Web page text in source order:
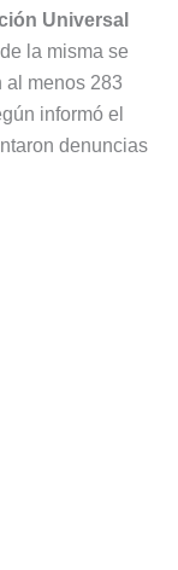
Universal
la misma se
al menos 283
informó el
denuncias